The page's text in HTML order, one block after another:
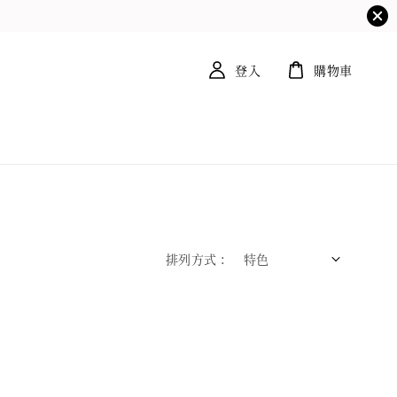
登入 購物車
排列方式 :